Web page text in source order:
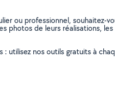
ou professionnel, souhaitez-
photos de leurs réalisations,
: utilisez nos outils gratuits à